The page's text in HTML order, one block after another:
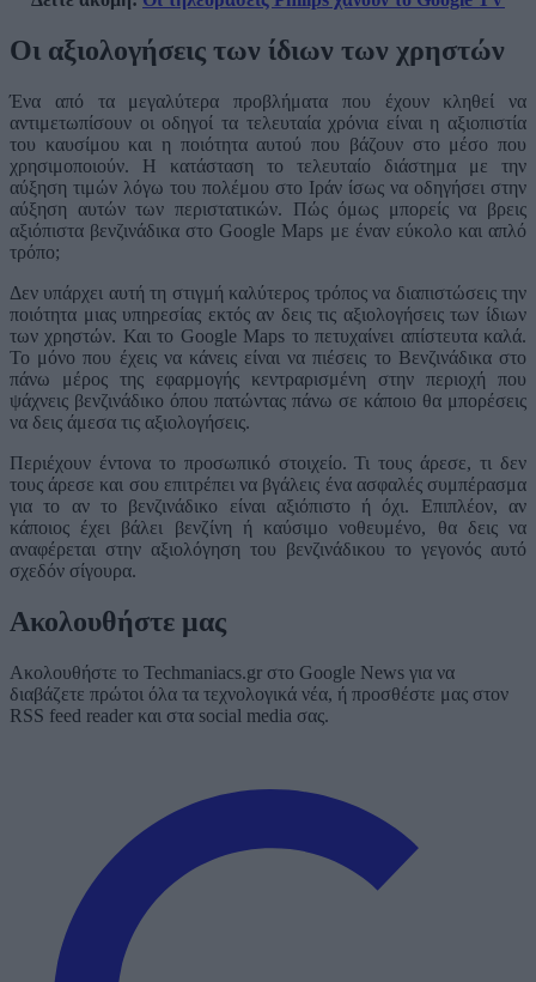
Οι αξιολογήσεις των ίδιων των χρηστών
Ένα από τα μεγαλύτερα προβλήματα που έχουν κληθεί να
αντιμετωπίσουν οι οδηγοί τα τελευταία χρόνια είναι η αξιοπιστία
του καυσίμου και η ποιότητα αυτού που βάζουν στο μέσο που
χρησιμοποιούν. Η κατάσταση το τελευταίο διάστημα με την
αύξηση τιμών λόγω του πολέμου στο Ιράν ίσως να οδηγήσει στην
αύξηση αυτών των περιστατικών. Πώς όμως μπορείς να βρεις
αξιόπιστα βενζινάδικα στο Google Maps με έναν εύκολο και απλό
τρόπο;
Δεν υπάρχει αυτή τη στιγμή καλύτερος τρόπος να διαπιστώσεις την
ποιότητα μιας υπηρεσίας εκτός αν δεις τις αξιολογήσεις των ίδιων
των χρηστών. Και το Google Maps το πετυχαίνει απίστευτα καλά.
Το μόνο που έχεις να κάνεις είναι να πιέσεις το Βενζινάδικα στο
πάνω μέρος της εφαρμογής κεντραρισμένη στην περιοχή που
ψάχνεις βενζινάδικο όπου πατώντας πάνω σε κάποιο θα μπορέσεις
να δεις άμεσα τις αξιολογήσεις.
Περιέχουν έντονα το προσωπικό στοιχείο. Τι τους άρεσε, τι δεν
τους άρεσε και σου επιτρέπει να βγάλεις ένα ασφαλές συμπέρασμα
για το αν το βενζινάδικο είναι αξιόπιστο ή όχι. Επιπλέον, αν
κάποιος έχει βάλει βενζίνη ή καύσιμο νοθευμένο, θα δεις να
αναφέρεται στην αξιολόγηση του βενζινάδικου το γεγονός αυτό
σχεδόν σίγουρα.
Ακολουθήστε μας
Ακολουθήστε το Techmaniacs.gr στο Google News για να
διαβάζετε πρώτοι όλα τα τεχνολογικά νέα, ή προσθέστε μας στον
RSS feed reader και στα social media σας.